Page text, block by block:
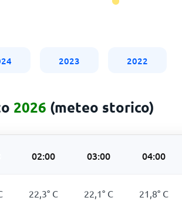
2023 2022
2026 (meteo storico)
02:00 03:00 04:00
22,3° C 22,1° C 21,8° C